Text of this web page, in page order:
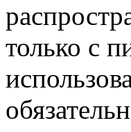
только с